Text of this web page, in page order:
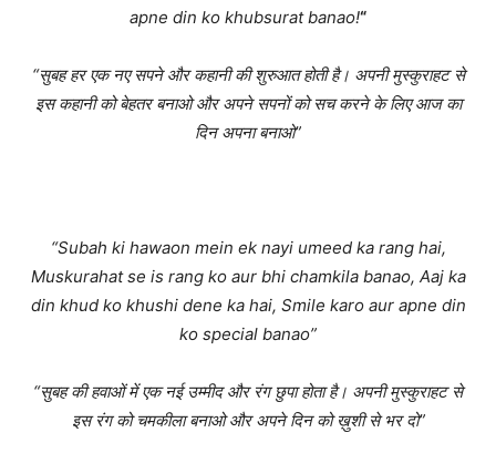
apne din ko khubsurat banao!“
“सुबह हर एक नए सपने और कहानी की शुरुआत होती है। अपनी मुस्कुराहट से
इस कहानी को बेहतर बनाओ और अपने सपनों को सच करने के लिए आज का
दिन अपना बनाओ”
“Subah ki hawaon mein ek nayi umeed ka rang hai,
Muskurahat se is rang ko aur bhi chamkila banao, Aaj ka
din khud ko khushi dene ka hai, Smile karo aur apne din
ko special banao”
“सुबह की हवाओं में एक नई उम्मीद और रंग छुपा होता है। अपनी मुस्कुराहट से
इस रंग को चमकीला बनाओ और अपने दिन को ख़ुशी से भर दो”